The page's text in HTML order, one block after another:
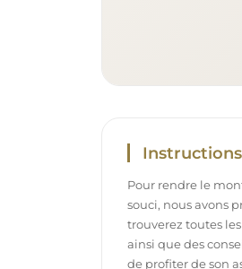
Instructions
Pour rendre le
souci, nous avons
trouverez toutes
ainsi que des
de profiter de son